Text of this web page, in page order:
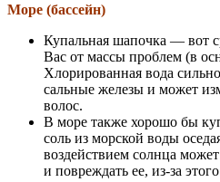
Море (бассейн)
Купальная шапочка — вот
Вас от массы проблем (в
Хлорированная вода
сальные железы и может
волос.
В море также хорошо бы
соль из морской воды
воздействием солнца может
и повреждать ее, из-за